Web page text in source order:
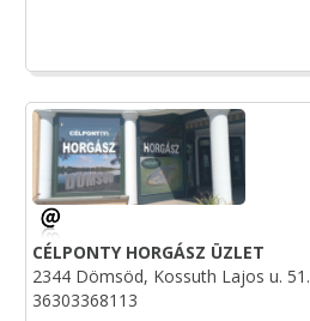
CÉLPONTY HORGÁSZ ÜZLET
2344 Dömsöd, Kossuth Lajos u. 51.
36303368113